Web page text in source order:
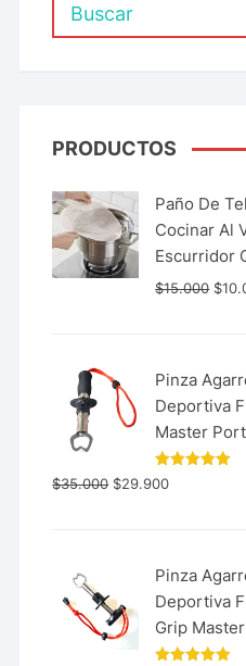
PRODUCTOS
Paño De
Cocinar Al
Escurridor
$15.000 $
Pinza
Deportiva
Master
Valorado
con
$35.000 $29.900
Pinza
Deportiva
Grip